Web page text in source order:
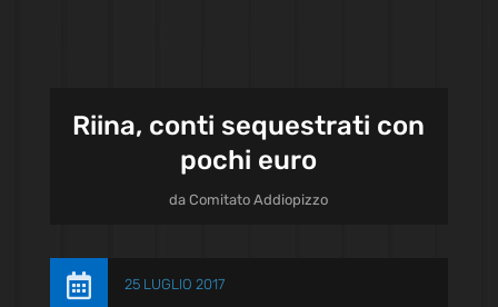
Riina, conti sequestrati con
pochi euro
daComitato Addiopizzo
 25 LUGLIO 2017